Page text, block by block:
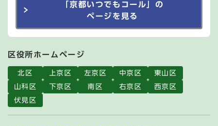
「京都いつでもコール」の
ページを見る
区役所ホームページ
北区 上京区 左京区 中京区
東山区
山科区
下京区 南区 右京区
西京区
伏見区